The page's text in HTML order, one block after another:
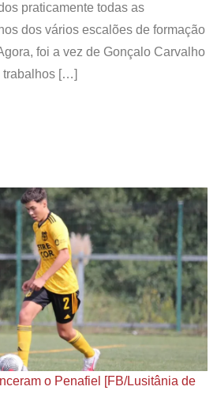
praticamente todas as
dos vários escalões de formação
foi a vez de Gonçalo Carvalho
trabalhos […]
o Penafiel [FB/Lusitânia de